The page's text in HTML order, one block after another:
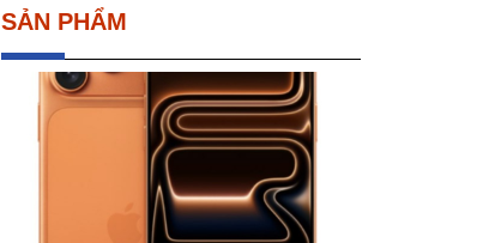
SẢN PHẨM